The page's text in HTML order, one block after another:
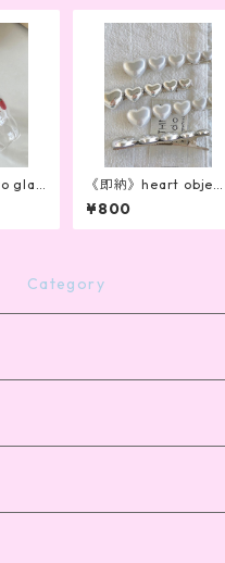
glas
《即納》heart objet
hair pin(2color)
¥800
Category